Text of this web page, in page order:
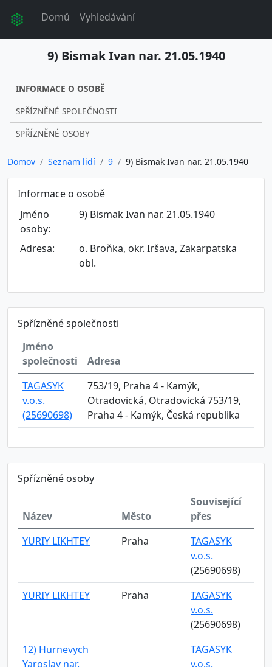
Domů Vyhledávání
9) Bismak Ivan nar. 21.05.1940
INFORMACE O OSOBĚ
SPŘÍZNĚNÉ SPOLEČNOSTI
SPŘÍZNĚNÉ OSOBY
Domov Seznam lidí 9 9) Bismak Ivan nar. 21.05.1940
Informace o osobě
Jméno
osoby:
9) Bismak Ivan nar. 21.05.1940
Adresa:
o. Broňka, okr. Iršava, Zakarpatska
obl.
Spřízněné společnosti
Jméno
společnosti
Adresa
TAGASYK
v.o.s.
(25690698)
753/19, Praha 4 - Kamýk,
Otradovická, Otradovická 753/19,
Praha 4 - Kamýk, Česká republika
Spřízněné osoby
Název Město
Související
přes
YURIY LIKHTEY
Praha
TAGASYK
v.o.s.
(25690698)
YURIY LIKHTEY
Praha
TAGASYK
v.o.s.
(25690698)
12) Hurnevych
Yaroslav nar.
TAGASYK
v.o.s.